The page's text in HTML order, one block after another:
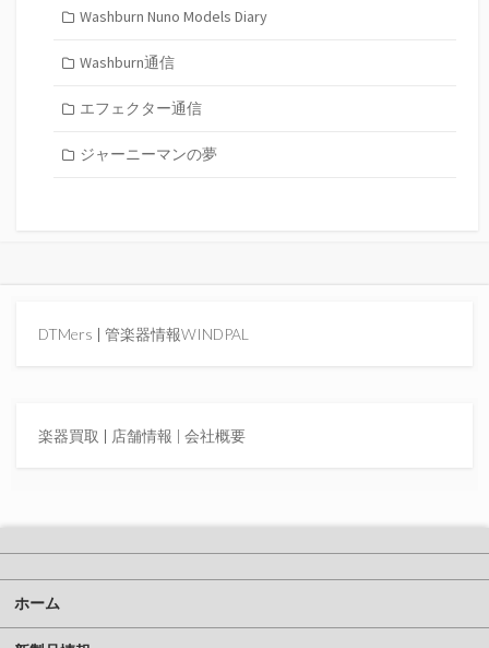
Washburn Nuno Models Diary
Washburn通信
エフェクター通信
ジャーニーマンの夢
DTMers | 管楽器情報WINDPAL
楽器買取 | 店舗情報 | 会社概要
ホーム